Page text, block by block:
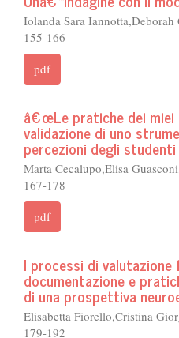
Iolanda Sara Iannotta,Deborah
155-166
pdf
â€œLe pratiche dei miei
validazione di uno
percezioni degli
Marta Cecalupo,Elisa
167-178
pdf
I processi di
documentazione e
di una prospettiva
Elisabetta Fiorello,Cristina
179-192